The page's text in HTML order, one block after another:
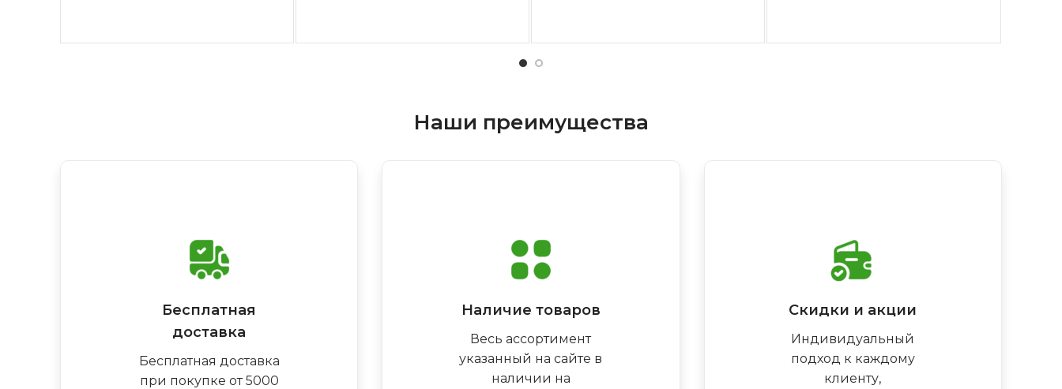
Наши преимущества
Бесплатная
доставка
Бесплатная доставка
при покупке от 5000
Наличие товаров
Весь ассортимент
указанный на сайте в
наличии на
Скидки и акции
Индивидуальный
подход к каждому
клиенту,